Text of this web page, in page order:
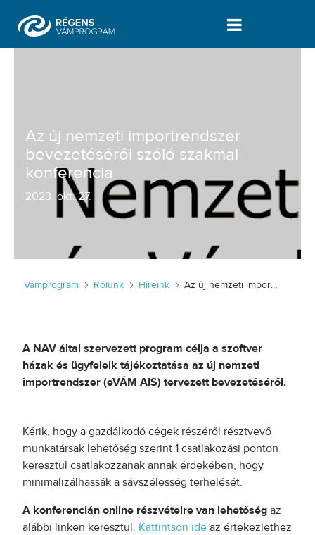
Vámprogram Rólunk Híreink Az új nemzeti importrendszer bevezetéséről szóló szakmai konferencia
Az új nemzeti importrendszer
bevezetéséről szóló szakmai
konferencia
2023. okt. 27.
A NAV által szervezett program célja a szoftver
házak és ügyfeleik tájékoztatása az új nemzeti
importrendszer (eVÁM AIS) tervezett bevezetéséről.
Kérik, hogy a gazdálkodó cégek részéről résztvevő
munkatársak lehetőség szerint 1 csatlakozási ponton
keresztül csatlakozzanak annak érdekében, hogy
minimalizálhassák a sávszélesség terhelését.
A konferencián online részvételre van lehetőség az
alábbi linken keresztül. Kattintson ide az értekezlethez